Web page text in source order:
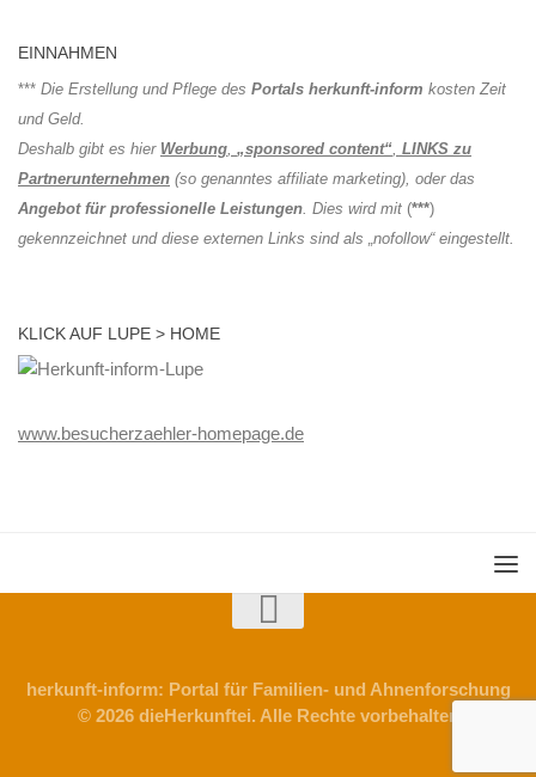
EINNAHMEN
*** Die Erstellung und Pflege des Portals herkunft-inform kosten Zeit
und Geld.
Deshalb gibt es hier Werbung, „sponsored content“, LINKS zu
Partnerunternehmen (so genanntes affiliate marketing), oder das
Angebot für professionelle Leistungen. Dies wird mit (***)
gekennzeichnet und diese externen Links sind als „nofollow“ eingestellt.
KLICK AUF LUPE > HOME
www.besucherzaehler-homepage.de
herkunft-inform: Portal für Familien- und Ahnenforschung
© 2026 dieHerkunftei. Alle Rechte vorbehalten